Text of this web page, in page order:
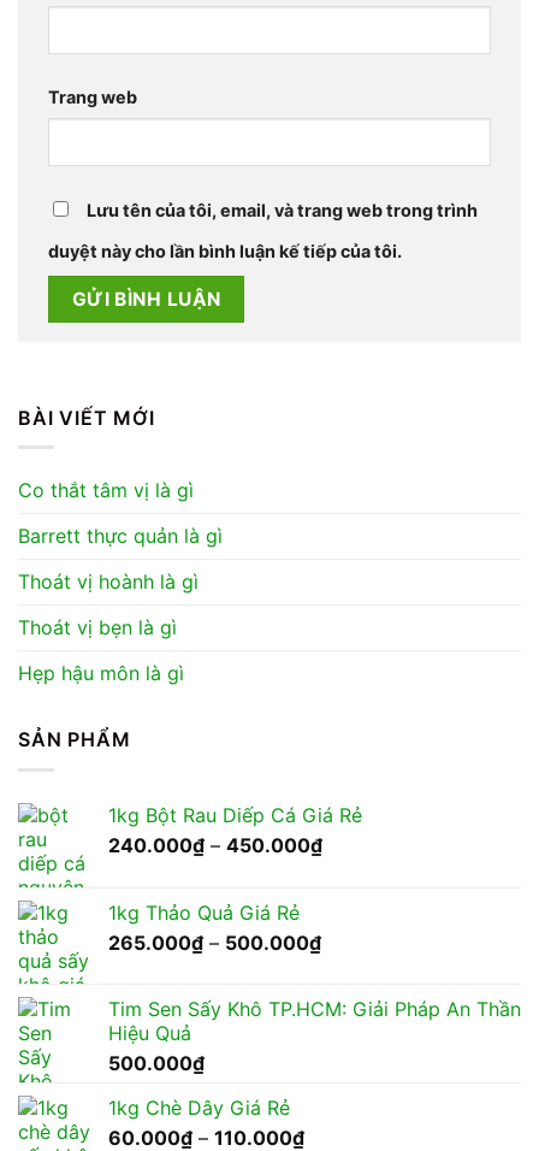
Trang web
Lưu tên của tôi, email, và trang web trong trình
duyệt này cho lần bình luận kế tiếp của tôi.
BÀI VIẾT MỚI
Co thắt tâm vị là gì
Barrett thực quản là gì
Thoát vị hoành là gì
Thoát vị bẹn là gì
Hẹp hậu môn là gì
SẢN PHẨM
1kg Bột Rau Diếp Cá Giá Rẻ
240.000₫ – 450.000₫Khoảng
1kg Thảo Quả Giá Rẻ
265.000₫ – 500.000₫Khoảng
265.000₫
Tim Sen Sấy Khô TP.HCM: Giải Pháp An Thần
Hiệu Quả
500.000₫
1kg Chè Dây Giá Rẻ
60.000₫ – 110.000₫Khoảng